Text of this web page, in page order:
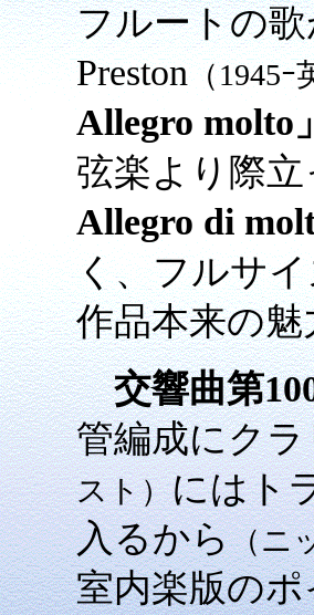
フルートの歌
Preston（1945ｰ
Allegro molto」
弦楽より際
Allegro di
く、フルサ
作品本来の
交響曲第
管編成にク
スト）にはト
入るから（ニ
室内楽版の